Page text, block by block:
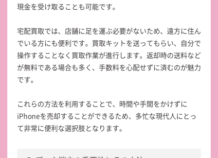
現金を受け取ることも可能です。
宅配買取では、店舗に足を運ぶ必要がないため、遠方に住ん
でいる方にも便利です。買取キットを送ってもらい、自分で
操作することなく買取作業が進行します。返却時の送料など
が無料である場合も多く、手数料を心配せずに済むのが魅力
です。
これらの方法を利用することで、時間や手間をかけずに
iPhoneを売却することができるため、多忙な現代人にとっ
て非常に便利な選択肢となります。